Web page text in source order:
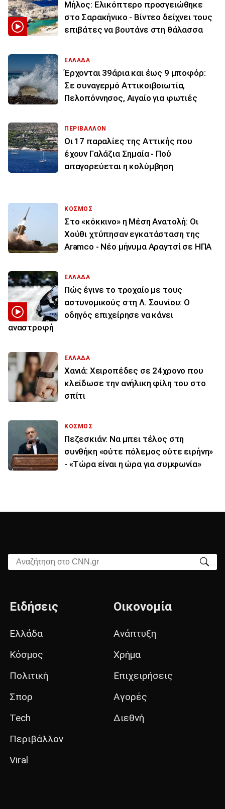
Μήλος: Ελικόπτερο προσγειώθηκε
στο Σαρακήνικο - Βίντεο δείχνει τους
επιβάτες να βουτάνε στη θάλασσα
ΕΛΛΑΔΑ
Έρχονται 39άρια και έως 9 μποφόρ:
Σε συναγερμό Αττικοιβοιωτία,
Πελοπόννησος, Αιγαίο για φωτιές
ΠΕΡΙΒΑΛΛΟΝ
Οι 17 παραλίες της Αττικής που
έχουν Γαλάζια Σημαία - Πού
απαγορεύεται η κολύμβηση
ΚΟΣΜΟΣ
Στο «κόκκινο» η Μέση Ανατολή: Οι
Χούθι χτύπησαν εγκατάσταση της
Aramco - Νέο μήνυμα Αραγτσί σε ΗΠΑ
ΕΛΛΑΔΑ
Πώς έγινε το τροχαίο με τους
αστυνομικούς στη Λ. Σουνίου: Ο
οδηγός επιχείρησε να κάνει
αναστροφή
ΕΛΛΑΔΑ
Χανιά: Χειροπέδες σε 24χρονο που
κλείδωσε την ανήλικη φίλη του στο
σπίτι
ΚΟΣΜΟΣ
Πεζεσκιάν: Να μπει τέλος στη
συνθήκη «ούτε πόλεμος ούτε ειρήνη»
- «Τώρα είναι η ώρα για συμφωνία»
Αναζήτηση στο CNN.gr
Ειδήσεις
Ελλάδα
Κόσμος
Πολιτική
Σπορ
Tech
Περιβάλλον
Viral
Οικονομία
Ανάπτυξη
Χρήμα
Επιχειρήσεις
Αγορές
Διεθνή